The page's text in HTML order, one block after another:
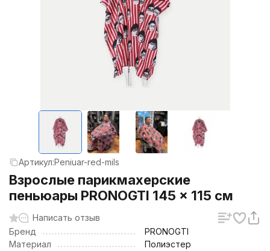
Артикул:Peniuar-red-mils
Взрослые парикмахерские
пеньюары PRONOGTI 145 × 115 см
Написать отзыв
Бренд
PRONOGTI
Материал
Полиэстер